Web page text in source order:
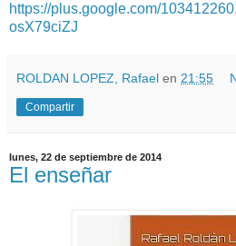
https://plus.google.com/
osX79ciZJ
ROLDAN LOPEZ, Rafael en 21:55
Compartir
lunes, 22 de septiembre de 2014
El enseñar